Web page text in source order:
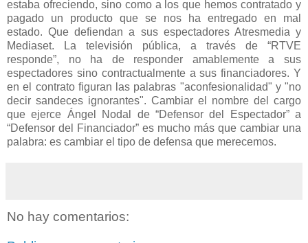
estaba ofreciendo, sino como a los que hemos contratado y
pagado un producto que se nos ha entregado en mal
estado. Que defiendan a sus espectadores Atresmedia y
Mediaset. La televisión pública, a través de “RTVE
responde”, no ha de responder amablemente a sus
espectadores sino contractualmente a sus financiadores. Y
en el contrato figuran las palabras "aconfesionalidad" y "no
decir sandeces ignorantes". Cambiar el nombre del cargo
que ejerce Ángel Nodal de “Defensor del Espectador” a
“Defensor del Financiador” es mucho más que cambiar una
palabra: es cambiar el tipo de defensa que merecemos.
No hay comentarios: